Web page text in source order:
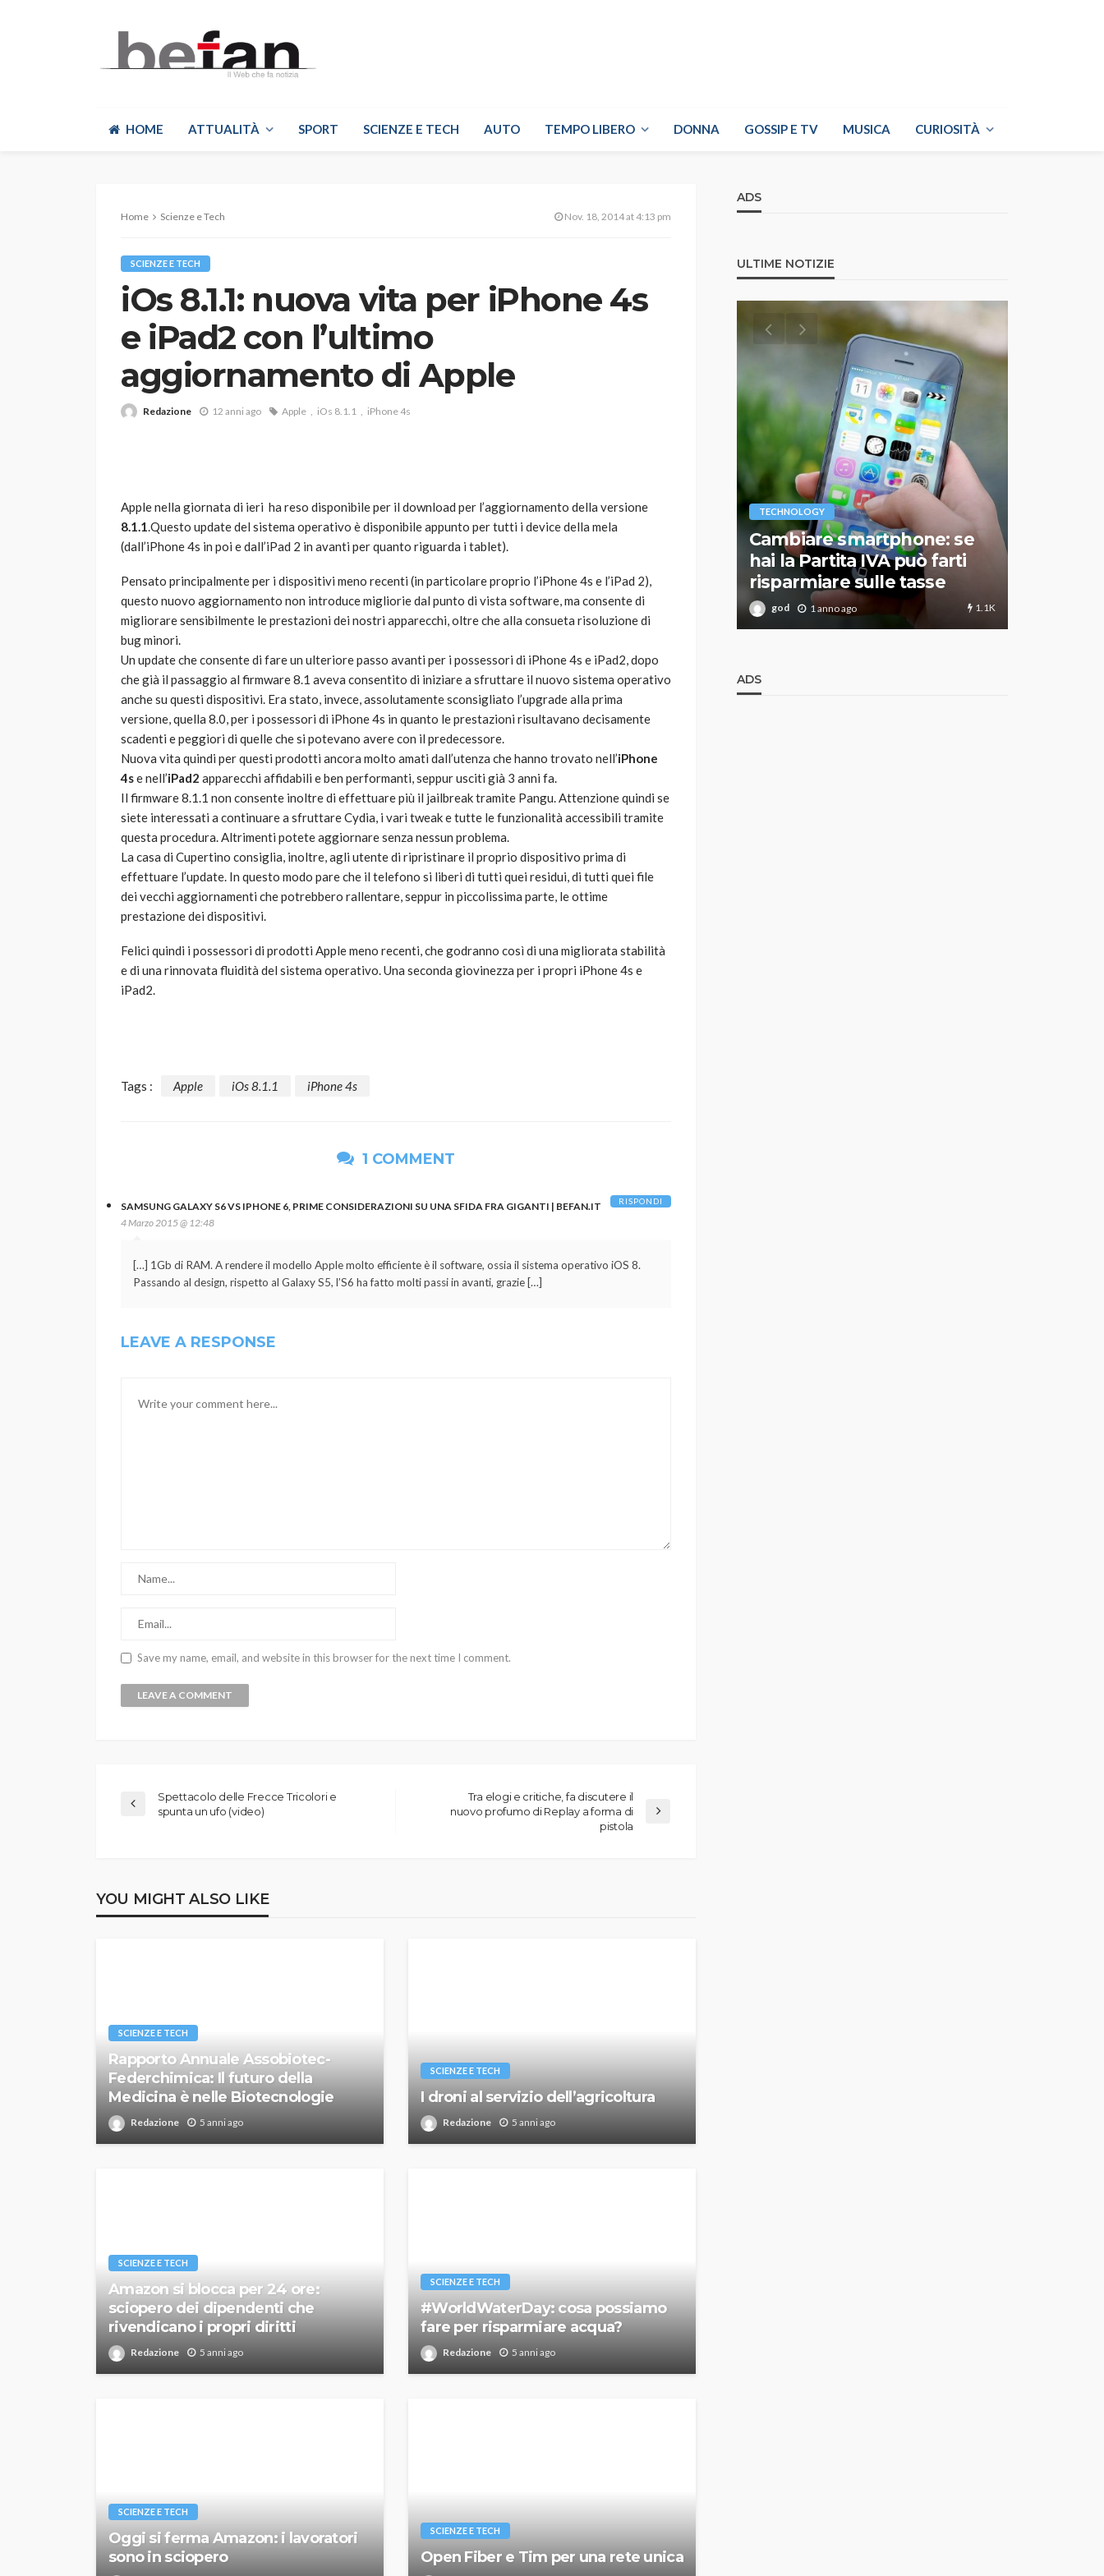
HOME ATTUALITÀ SPORT SCIENZE E TECH AUTO TEMPO LIBERO DONNA GOSSIP E TV MUSICA CURIOSITÀ
Home Scienze e Tech Nov. 18, 2014 at 4:13 pm
SCIENZE E TECH
iOs 8.1.1: nuova vita per iPhone 4s
e iPad2 con l’ultimo
aggiornamento di Apple
Redazione 12 anni ago Apple iOs 8.1.1 iPhone 4s
Apple nella giornata di ieri ha reso disponibile per il download per l’aggiornamento della versione
8.1.1.Questo update del sistema operativo è disponibile appunto per tutti i device della mela
(dall’iPhone 4s in poi e dall’iPad 2 in avanti per quanto riguarda i tablet).
Pensato principalmente per i dispositivi meno recenti (in particolare proprio l’iPhone 4s e l’iPad 2),
questo nuovo aggiornamento non introduce migliorie dal punto di vista software, ma consente di
migliorare sensibilmente le prestazioni dei nostri apparecchi, oltre che alla consueta risoluzione di
bug minori.
Un update che consente di fare un ulteriore passo avanti per i possessori di iPhone 4s e iPad2, dopo
che già il passaggio al firmware 8.1 aveva consentito di iniziare a sfruttare il nuovo sistema operativo
anche su questi dispositivi. Era stato, invece, assolutamente sconsigliato l’upgrade alla prima
versione, quella 8.0, per i possessori di iPhone 4s in quanto le prestazioni risultavano decisamente
scadenti e peggiori di quelle che si potevano avere con il predecessore.
Nuova vita quindi per questi prodotti ancora molto amati dall’utenza che hanno trovato nell’iPhone
4se nell’iPad2 apparecchi affidabili e ben performanti, seppur usciti già 3 anni fa.
Il firmware 8.1.1 non consente inoltre di effettuare più il jailbreak tramite Pangu. Attenzione quindi se
siete interessati a continuare a sfruttare Cydia, i vari tweak e tutte le funzionalità accessibili tramite
questa procedura. Altrimenti potete aggiornare senza nessun problema.
La casa di Cupertino consiglia, inoltre, agli utente di ripristinare il proprio dispositivo prima di
effettuare l’update. In questo modo pare che il telefono si liberi di tutti quei residui, di tutti quei file
dei vecchi aggiornamenti che potrebbero rallentare, seppur in piccolissima parte, le ottime
prestazione dei dispositivi.
Felici quindi i possessori di prodotti Apple meno recenti, che godranno così di una migliorata stabilità
e di una rinnovata fluidità del sistema operativo. Una seconda giovinezza per i propri iPhone 4s e
iPad2.
Tags : Apple iOs 8.1.1 iPhone 4s
1 COMMENT
SAMSUNG GALAXY S6 VS IPHONE 6, PRIME CONSIDERAZIONI SU UNA SFIDA FRA GIGANTI | BEFAN.IT
4 Marzo 2015 @ 12:48
[…] 1Gb di RAM. A rendere il modello Apple molto efficiente è il software, ossia il sistema operativo iOS 8.
Passando al design, rispetto al Galaxy S5, l’S6 ha fatto molti passi in avanti, grazie […]
RISPONDI
LEAVE A RESPONSE
Save my name, email, and website in this browser for the next time I comment.
Spettacolo delle Frecce Tricolori e
spunta un ufo (video)
Tra elogi e critiche, fa discutere il
nuovo profumo di Replay a forma di
pistola
YOU MIGHT ALSO LIKE
SCIENZE E TECH
Rapporto Annuale Assobiotec-
Federchimica: Il futuro della
Medicina è nelle Biotecnologie
Redazione 5 anni ago
SCIENZE E TECH
I droni al servizio dell’agricoltura
Redazione 5 anni ago
SCIENZE E TECH
Amazon si blocca per 24 ore:
sciopero dei dipendenti che
rivendicano i propri diritti
Redazione 5 anni ago
SCIENZE E TECH
#WorldWaterDay: cosa possiamo
fare per risparmiare acqua?
Redazione 5 anni ago
SCIENZE E TECH
Oggi si ferma Amazon: i lavoratori
sono in sciopero
SCIENZE E TECH
Open Fiber e Tim per una rete unica
ADS
ULTIME NOTIZIE
VARIE
Robot tagliaerba: quale
scegliere per il tuo prato
god 1 anno ago 785
Davis: tennis mondiale e
passione per
abbracciano la stessa causa
god 9 mesi ago
TECHNOLOGY
Cambiare smartphone: se
hai la Partita IVA può farti
risparmiare sulle tasse
god 1 anno ago 1.1K
ADS